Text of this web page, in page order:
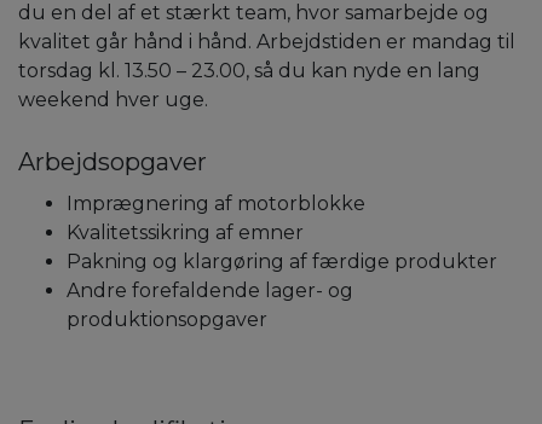
du en del af et stærkt team, hvor samarbejde og
kvalitet går hånd i hånd. Arbejdstiden er mandag til
torsdag kl. 13.50 – 23.00, så du kan nyde en lang
weekend hver uge.
Arbejdsopgaver
Imprægnering af motorblokke
Kvalitetssikring af emner
Pakning og klargøring af færdige produkter
Andre forefaldende lager- og
produktionsopgaver